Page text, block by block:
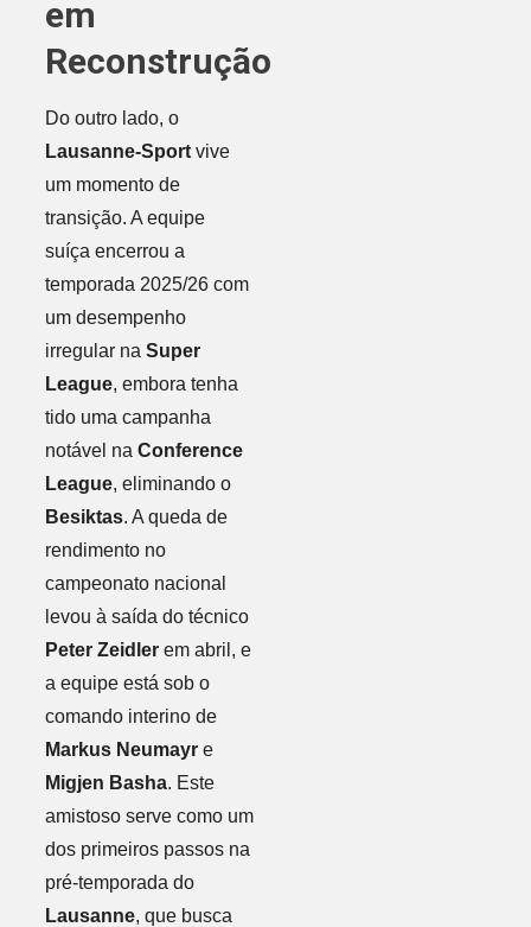
em
Reconstrução
Do outro lado, o
Lausanne-Sportvive
um momento de
transição. A equipe
suíça encerrou a
temporada 2025/26 com
um desempenho
irregular na Super
League, embora tenha
tido uma campanha
notável na Conference
League, eliminando o
Besiktas. A queda de
rendimento no
campeonato nacional
levou à saída do técnico
Peter Zeidlerem abril, e
a equipe está sob o
comando interino de
Markus Neumayre
Migjen Basha. Este
amistoso serve como um
dos primeiros passos na
pré-temporada do
Lausanne, que busca